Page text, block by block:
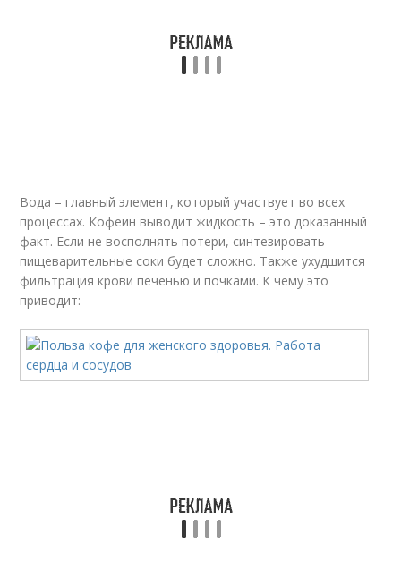
Вода – главный элемент, который участвует во всех
процессах. Кофеин выводит жидкость – это доказанный
факт. Если не восполнять потери, синтезировать
пищеварительные соки будет сложно. Также ухудшится
фильтрация крови печенью и почками. К чему это
приводит: